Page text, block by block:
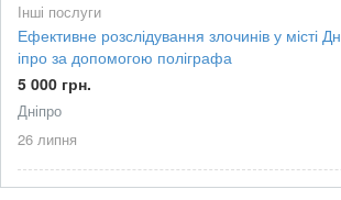
Інші послуги
Ефективне розслідування злочинів у місті Дн
іпро за допомогою поліграфа
5 000 грн.
Дніпро
26 липня